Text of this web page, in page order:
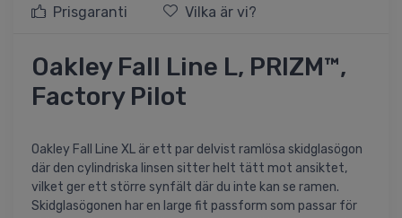
Prisgaranti Vilka är vi?
Oakley Fall Line L, PRIZM™,
Factory Pilot
Oakley Fall Line XL är ett par delvist ramlösa skidglasögon
där den cylindriska linsen sitter helt tätt mot ansiktet,
vilket ger ett större synfält där du inte kan se ramen.
Skidglasögonen har en large fit passform som passar för